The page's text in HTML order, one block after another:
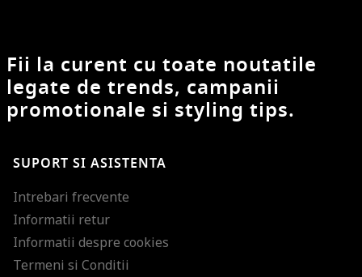
Fii la curent cu toate noutatile
legate de trends, campanii
promotionale si styling tips.
SUPORT SI ASISTENTA
Intrebari frecvente
Informatii retur
Informatii despre cookies
Termeni si Conditii